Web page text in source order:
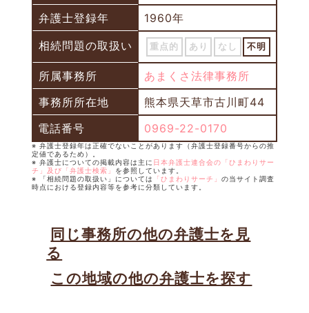
弁護士登録年
1960年
相続問題の取扱い
重点的 あり なし 不明
所属事務所
あまくさ法律事務所
事務所所在地
熊本県天草市古川町44
電話番号
0969-22-0170
※ 弁護士登録年は正確でないことがあります（弁護士登録番号からの推
定値であるため）。
※ 弁護士についての掲載内容は主に 日本弁護士連合会の「ひまわりサー
チ」及び「弁護士検索」 を参照しています。
※ 「相続問題の取扱い」については
「ひまわりサーチ」 の当サイト調査
時点における登録内容等を参考に分類しています。
同じ事務所の他の弁護士を見
る
この地域の他の弁護士を探す